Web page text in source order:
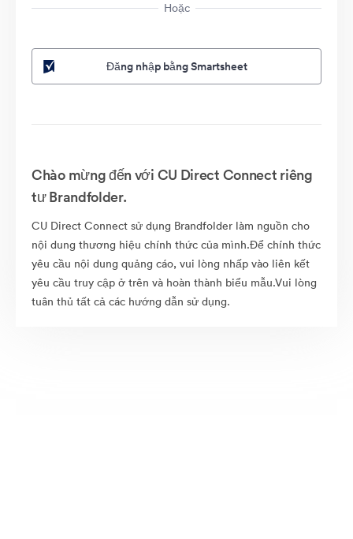
Hoặc
Đăng nhập bằng Smartsheet
Chào mừng đến với CU Direct Connect riêng
tư Brandfolder.
CU Direct Connect sử dụng Brandfolder làm nguồn cho
nội dung thương hiệu chính thức của mình.Để chính thức
yêu cầu nội dung quảng cáo, vui lòng nhấp vào liên kết
yêu cầu truy cập ở trên và hoàn thành biểu mẫu.Vui lòng
tuân thủ tất cả các hướng dẫn sử dụng.